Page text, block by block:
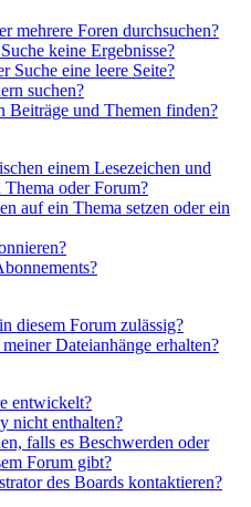
mehrere Foren durchsuchen?
keine Ergebnisse?
Suche eine leere Seite?
suchen?
Beiträge und Themen finden?
einem Lesezeichen und
oder Forum?
auf ein Thema setzen oder ein
diesem Forum zulässig?
Dateianhänge erhalten?
entwickelt?
nicht enthalten?
falls es Beschwerden oder
Forum gibt?
des Boards kontaktieren?